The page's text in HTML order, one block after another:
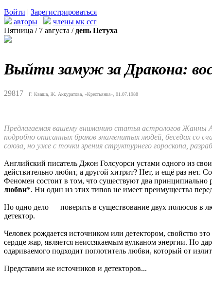
Войти | Зарегистрироваться
авторы
члены мк ссг
Пятница / 7 августа / день Петуха
Выйти замуж за Дракона:
29817 | Г. Кваша, Ж. Аккуратова, «Крестьянка», 01.07.1988
Предлагаемая вашему вниманию статья астрологов Жанны
подробно описанных браков знаменитых людей, беседах со
союза, но уже с точки зрения структурнего гороскопа,
Английский писатель Джон Голсуорси устами одного из
действительно любит, а другой хитрит? Нет, и ещё раз нет.
Феномен состоит в том, что существуют два
любви*. Ни один из этих типов не имеет преимущества
Но одно дело — поверить в существование двух полюсов в
детектор.
Человек рождается источником или детектором, свойство
сердце жар, является неиссякаемым вулканом энергии. Но
одариваемого подходит поглотитель любви, который от
Представим же источников и детекторов...